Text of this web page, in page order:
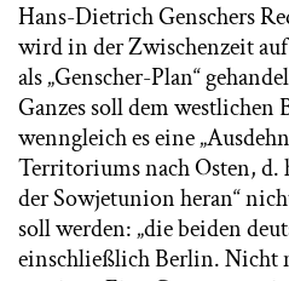
Hans-Dietrich Genschers
wird in der Zwischenzeit
als „Genscher-Plan“
Ganzes soll dem westlichen
wenngleich es eine
Territoriums nach Osten, d.
der Sowjetunion heran“
soll werden: „die beiden
einschließlich Berlin. Nicht